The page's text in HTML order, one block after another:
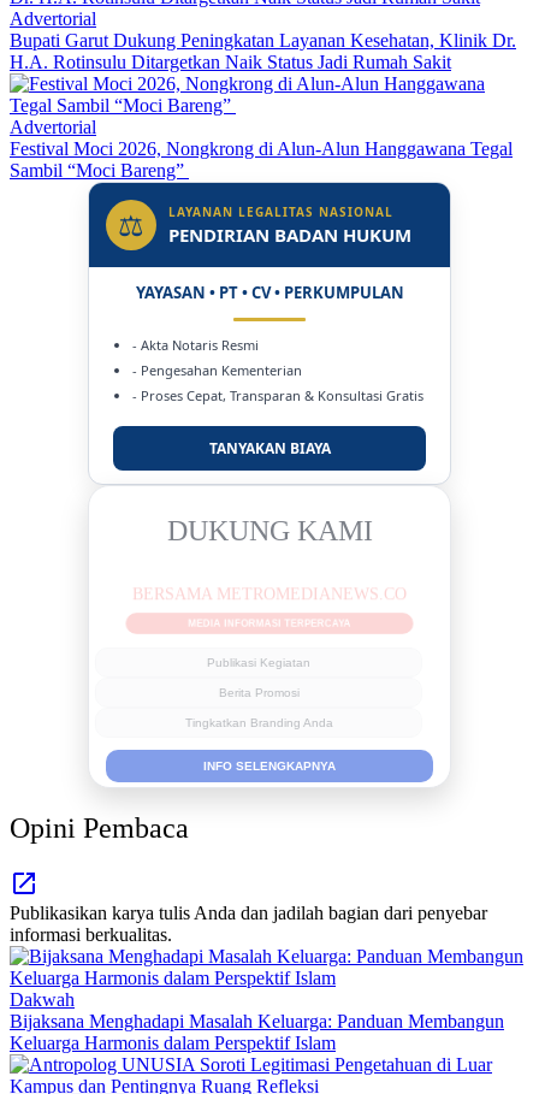
Advertorial
Bupati Garut Dukung Peningkatan Layanan Kesehatan, Klinik Dr.
H.A. Rotinsulu Ditargetkan Naik Status Jadi Rumah Sakit
Advertorial
Festival Moci 2026, Nongkrong di Alun-Alun Hanggawana Tegal
Sambil “Moci Bareng”
⚖ LAYANAN LEGALITAS NASIONAL
PENDIRIAN BADAN HUKUM
YAYASAN • PT • CV • PERKUMPULAN
- Akta Notaris Resmi
- Pengesahan Kementerian
- Proses Cepat, Transparan & Konsultasi Gratis
TANYAKAN BIAYA
DUKUNG KAMI
MEDIA INFORMASI TERPERCAYA
Publikasi Kegiatan
Berita Promosi
Tingkatkan Branding Anda
INFO SELENGKAPNYA
Opini Pembaca
Publikasikan karya tulis Anda dan jadilah bagian dari penyebar
informasi berkualitas.
Dakwah
Bijaksana Menghadapi Masalah Keluarga: Panduan Membangun
Keluarga Harmonis dalam Perspektif Islam